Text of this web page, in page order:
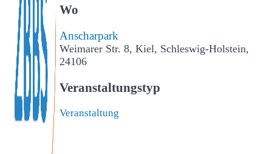
Wo
Anscharpark
Weimarer Str. 8, Kiel, Schleswig-Holstein,
24106
Veranstaltungstyp
Veranstaltung